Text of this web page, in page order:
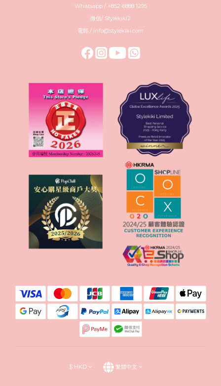
Whatsapp / +852-6888 1295
微信/ Stylekiki2
電郵 / info@stylekiki.com
$ HKD 繁體中文